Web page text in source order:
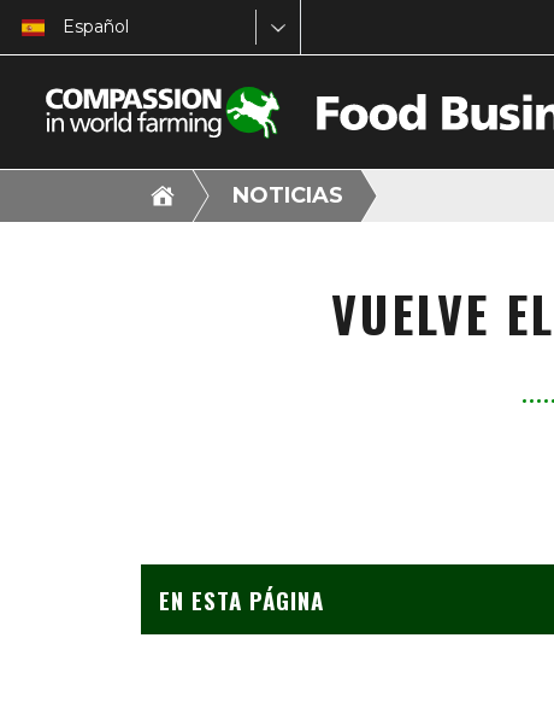
Español
NOTICIAS
VUELVE
EN ESTA PÁGINA